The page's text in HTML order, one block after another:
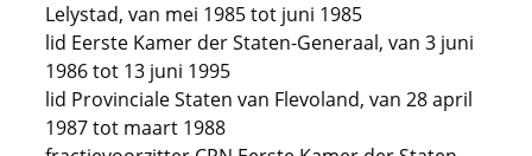
Lelystad, van mei 1985 tot juni 1985
lid Eerste Kamer der Staten-Generaal, van 3 juni
1986 tot 13 juni 1995
lid Provinciale Staten van Flevoland, van 28 april
1987 tot maart 1988